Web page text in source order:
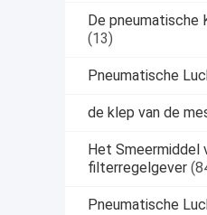
De pneumatische
(13)
Pneumatische
de klep van de
Het Smeermiddel
filterregelgever
Pneumatische